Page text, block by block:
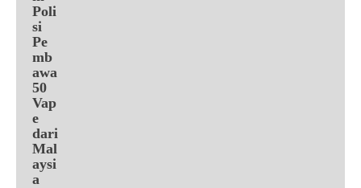
Poli
si
Pe
mb
awa
50
Vap
e
dari
Mal
aysi
a